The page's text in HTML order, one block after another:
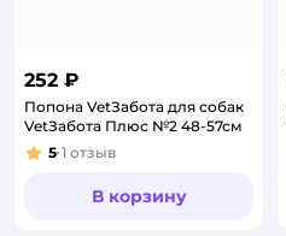
252 ₽
Попона VetЗабота для собак
VetЗабота Плюс №2 48-57см
Рейтинг:
5 1 отзыв
В корзину